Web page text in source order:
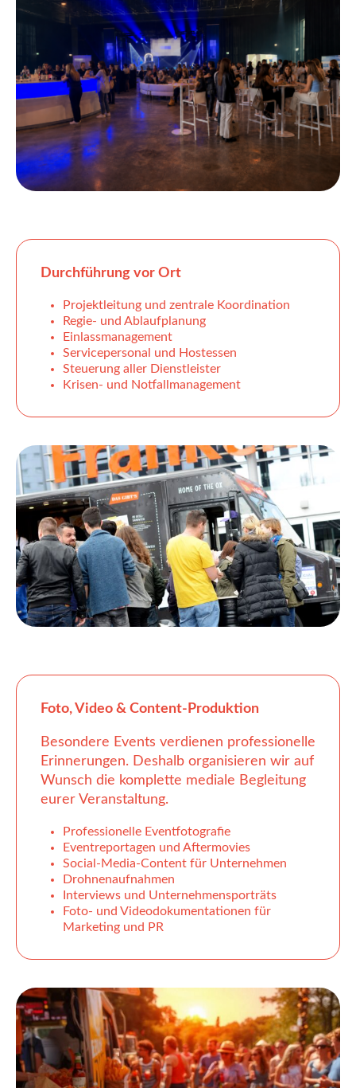
Durchführung vor Ort
Projektleitung und zentrale Koordination
Regie- und Ablaufplanung
Einlassmanagement
Servicepersonal und Hostessen
Steuerung aller Dienstleister
Krisen- und Notfallmanagement
Foto, Video & Content-Produktion
Besondere Events verdienen professionelle
Erinnerungen. Deshalb organisieren wir auf
Wunsch die komplette mediale Begleitung
eurer Veranstaltung.
Professionelle Eventfotografie
Eventreportagen und Aftermovies
Social-Media-Content für Unternehmen
Drohnenaufnahmen
Interviews und Unternehmensporträts
Foto- und Videodokumentationen für
Marketing und PR